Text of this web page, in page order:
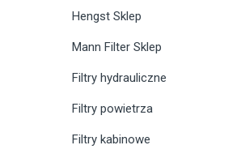
Hengst Sklep
Mann Filter Sklep
Filtry hydrauliczne
Filtry powietrza
Filtry kabinowe